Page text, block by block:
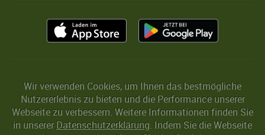
Wir verwenden Cookies, um Ihnen das bestmögliche
Nutzererlebnis zu bieten und die Performance unserer
Webseite zu verbessern. Weitere Informationen finden Sie
in unserer Datenschutzerklärung. Indem Sie die Webseite